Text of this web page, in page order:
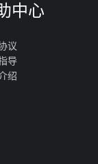
中心
议
导
绍